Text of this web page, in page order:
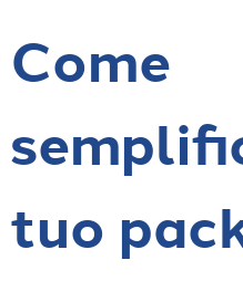
Come
tuo